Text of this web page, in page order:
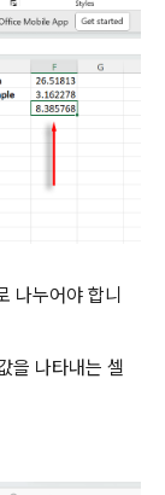
나누어야 합니
을 나타내는 셀